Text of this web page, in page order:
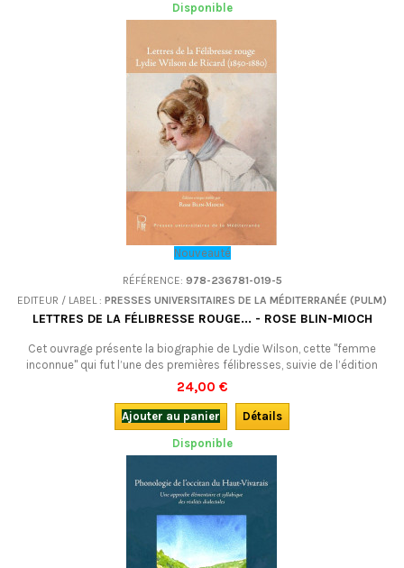
Disponible
Nouveauté
RÉFÉRENCE: 978-236781-019-5
EDITEUR / LABEL : PRESSES UNIVERSITAIRES DE LA MÉDITERRANÉE (PULM)
LETTRES DE LA FÉLIBRESSE ROUGE... - ROSE BLIN-MIOCH
Cet ouvrage présente la biographie de Lydie Wilson, cette "femme
inconnue" qui fut l’une des premières félibresses, suivie de l’édition
critique d’une cinquantaine de ses lettres, où se lisent tous les enjeux
sociaux et politiques de l’époque. Un beau portrait de femme, en
français.
24,00 €
Ajouter au panier
Détails
Disponible